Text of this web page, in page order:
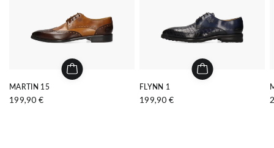
MARTIN 15
199,90 €
FLYNN 1
199,90 €